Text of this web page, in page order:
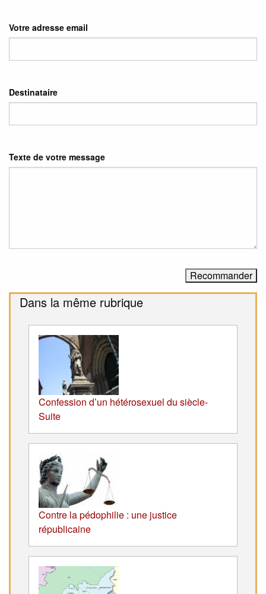
Votre adresse email
Destinataire
Texte de votre message
Dans la même rubrique
Confession d’un hétérosexuel du siècle-
Suite
Contre la pédophilie : une justice
républicaine